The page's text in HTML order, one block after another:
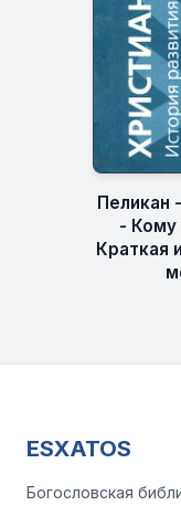
Пеликан
- Кому
Краткая
ESXATOS
Богословская